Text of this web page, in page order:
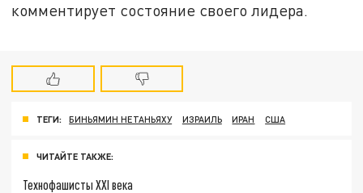
комментирует состояние своего лидера.
ТЕГИ: БИНЬЯМИН НЕТАНЬЯХУ ИЗРАИЛЬ ИРАН США
ЧИТАЙТЕ ТАКЖЕ:
Технофашисты XXI века